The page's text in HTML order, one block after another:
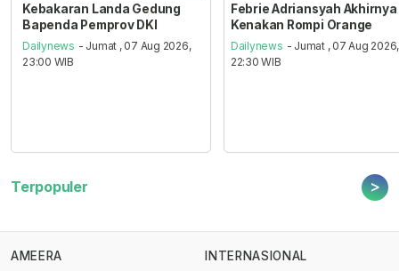
Kebakaran Landa Gedung
Bapenda Pemprov DKI
Dailynews - Jumat , 07 Aug 2026,
23:00 WIB
Febrie Adriansyah Akhirnya
Kenakan Rompi Orange
Dailynews - Jumat , 07 Aug 2026,
22:30 WIB
Terpopuler >
AMEERA INTERNASIONAL